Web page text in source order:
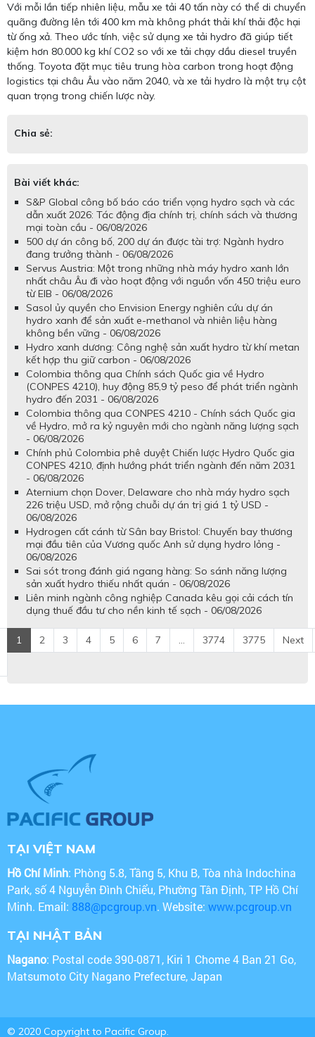
Với mỗi lần tiếp nhiên liệu, mẫu xe tải 40 tấn này có thể di chuyển
quãng đường lên tới 400 km mà không phát thải khí thải độc hại
từ ống xả. Theo ước tính, việc sử dụng xe tải hydro đã giúp tiết
kiệm hơn 80.000 kg khí CO2 so với xe tải chạy dầu diesel truyền
thống. Toyota đặt mục tiêu trung hòa carbon trong hoạt động
logistics tại châu Âu vào năm 2040, và xe tải hydro là một trụ cột
quan trọng trong chiến lược này.
Chia sẻ:
Bài viết khác:
S&P Global công bố báo cáo triển vọng hydro sạch và các
dẫn xuất 2026: Tác động địa chính trị, chính sách và thương
mại toàn cầu - 06/08/2026
500 dự án công bố, 200 dự án được tài trợ: Ngành hydro
đang trưởng thành - 06/08/2026
Servus Austria: Một trong những nhà máy hydro xanh lớn
nhất châu Âu đi vào hoạt động với nguồn vốn 450 triệu euro
từ EIB - 06/08/2026
Sasol ủy quyền cho Envision Energy nghiên cứu dự án
hydro xanh để sản xuất e-methanol và nhiên liệu hàng
không bền vững - 06/08/2026
Hydro xanh dương: Công nghệ sản xuất hydro từ khí metan
kết hợp thu giữ carbon - 06/08/2026
Colombia thông qua Chính sách Quốc gia về Hydro
(CONPES 4210), huy động 85,9 tỷ peso để phát triển ngành
hydro đến 2031 - 06/08/2026
Colombia thông qua CONPES 4210 - Chính sách Quốc gia
về Hydro, mở ra kỷ nguyên mới cho ngành năng lượng sạch
- 06/08/2026
Chính phủ Colombia phê duyệt Chiến lược Hydro Quốc gia
CONPES 4210, định hướng phát triển ngành đến năm 2031
- 06/08/2026
Aternium chọn Dover, Delaware cho nhà máy hydro sạch
226 triệu USD, mở rộng chuỗi dự án trị giá 1 tỷ USD -
06/08/2026
Hydrogen cất cánh từ Sân bay Bristol: Chuyến bay thương
mại đầu tiên của Vương quốc Anh sử dụng hydro lỏng -
06/08/2026
Sai sót trong đánh giá ngang hàng: So sánh năng lượng
sản xuất hydro thiếu nhất quán - 06/08/2026
Liên minh ngành công nghiệp Canada kêu gọi cải cách tín
dụng thuế đầu tư cho nền kinh tế sạch - 06/08/2026
1 2 3 4 5 6 7 ... 3774 3775 Next
TẠI VIỆT NAM
Hồ Chí Minh: Phòng 5.8, Tầng 5, Khu B, Tòa nhà Indochina
Park, số 4 Nguyễn Đình Chiểu, Phường Tân Định, TP Hồ Chí
Minh. Email: 888@pcgroup.vn. Website: www.pcgroup.vn
TẠI NHẬT BẢN
Nagano: Postal code 390-0871, Kiri 1 Chome 4 Ban 21 Go,
Matsumoto City Nagano Prefecture, Japan
© 2020 Copyright to Pacific Group.